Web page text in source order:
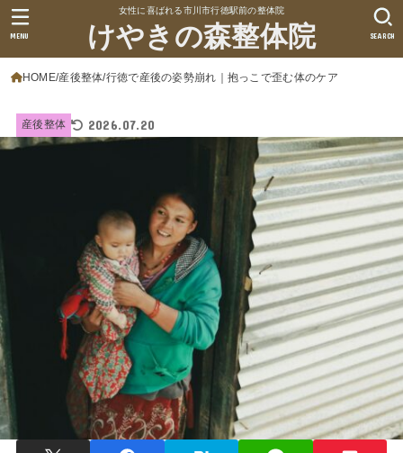
女性に喜ばれる市川市行徳駅前の整体院
けやきの森整体院 SEARCH
MENU
HOME 産後整体 行徳で産後の姿勢崩れ｜抱っこで歪む体のケア
産後整体 2026.07.20